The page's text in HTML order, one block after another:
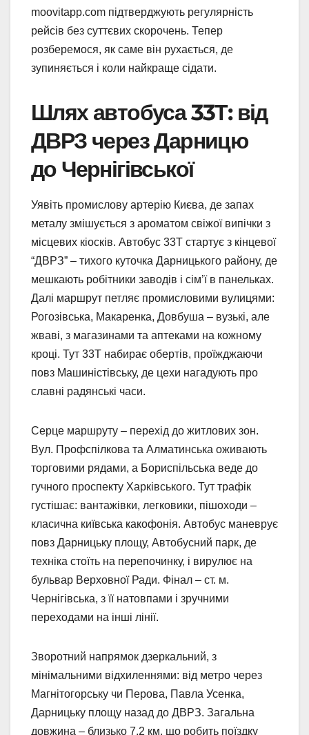
moovitapp.com підтверджують регулярність
рейсів без суттєвих скорочень. Тепер
розберемося, як саме він рухається, де
зупиняється і коли найкраще сідати.
Шлях автобуса 33Т: від
ДВРЗ через Дарницю
до Чернігівської
Уявіть промислову артерію Києва, де запах
металу змішується з ароматом свіжої випічки з
місцевих кіосків. Автобус 33Т стартує з кінцевої
“ДВРЗ” – тихого куточка Дарницького району, де
мешкають робітники заводів і сім’ї в панельках.
Далі маршрут петляє промисловими вулицями:
Рогозівська, Макаренка, Довбуша – вузькі, але
жваві, з магазинами та аптеками на кожному
кроці. Тут 33Т набирає обертів, проїжджаючи
повз Машиністівську, де цехи нагадують про
славні радянські часи.
Серце маршруту – перехід до житлових зон.
Вул. Профспілкова та Алматинська оживають
торговими рядами, а Бориспільська веде до
гучного проспекту Харківського. Тут трафік
густішає: вантажівки, легковики, пішоходи –
класична київська какофонія. Автобус маневрує
повз Дарницьку площу, Автобусний парк, де
техніка стоїть на перепочинку, і вирулює на
бульвар Верховної Ради. Фінал – ст. м.
Чернігівська, з її натовпами і зручними
переходами на інші лінії.
Зворотний напрямок дзеркальний, з
мінімальними відхиленнями: від метро через
Магнітогорську чи Перова, Павла Усенка,
Дарницьку площу назад до ДВРЗ. Загальна
довжина – близько 7,2 км, що робить поїздку